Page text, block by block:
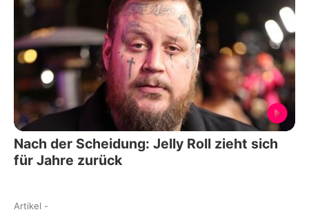
Nach der Scheidung: Jelly Roll zieht sich
für Jahre zurück
Artikel -